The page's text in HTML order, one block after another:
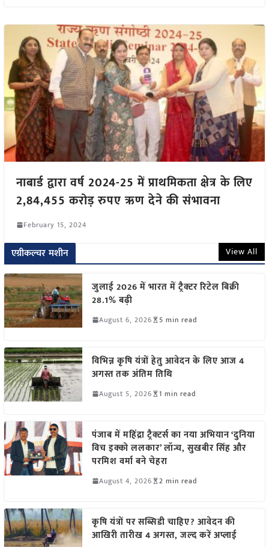
नाबार्ड द्वारा वर्ष 2024-25 में प्राथमिकता क्षेत्र के लिए
2,84,455 करोड़ रुपए ऋण देने की संभावना
February 15, 2024
एग्रीकल्चर मशीन View All
जुलाई 2026 में भारत में ट्रैक्टर रिटेल बिक्री
28.1% बढ़ी
August 6, 2026 5 min read
विभिन्न कृषि यंत्रों हेतु आवेदन के लिए आज 4
अगस्त तक अंतिम तिथि
August 5, 2026 1 min read
पंजाब में महिंद्रा ट्रैक्टर्स का नया अभियान ‘दुनिया
विच इक्को ललकार’ लॉन्च, सुखबीर सिंह और
परमिश वर्मा बने चेहरा
August 4, 2026 2 min read
कृषि यंत्रों पर सब्सिडी चाहिए? आवेदन की
आखिरी तारीख 4 अगस्त, जल्द करें अप्लाई